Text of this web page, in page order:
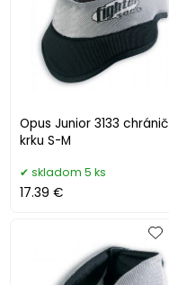
Opus Junior 3133 chránič
krku S-M
skladom 5 ks
17.39 €